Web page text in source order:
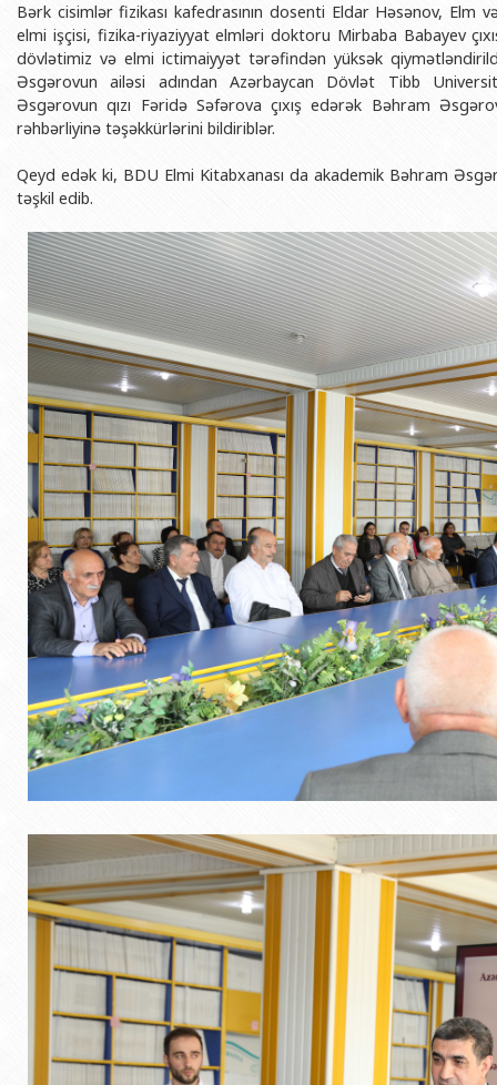
Bərk cisimlər fizikası kafedrasının dosenti Eldar Həsənov, Elm
elmi işçisi, fizika-riyaziyyat elmləri doktoru Mirbaba Babayev
dövlətimiz və elmi ictimaiyyət tərəfindən yüksək
Əsgərovun ailəsi adından Azərbaycan Dövlət Tibb
Əsgərovun qızı Fəridə Səfərova çıxış edərək Bəhram
rəhbərliyinə təşəkkürlərini bildiriblər.
Qeyd edək ki, BDU Elmi Kitabxanası da akademik Bəhram
təşkil edib.